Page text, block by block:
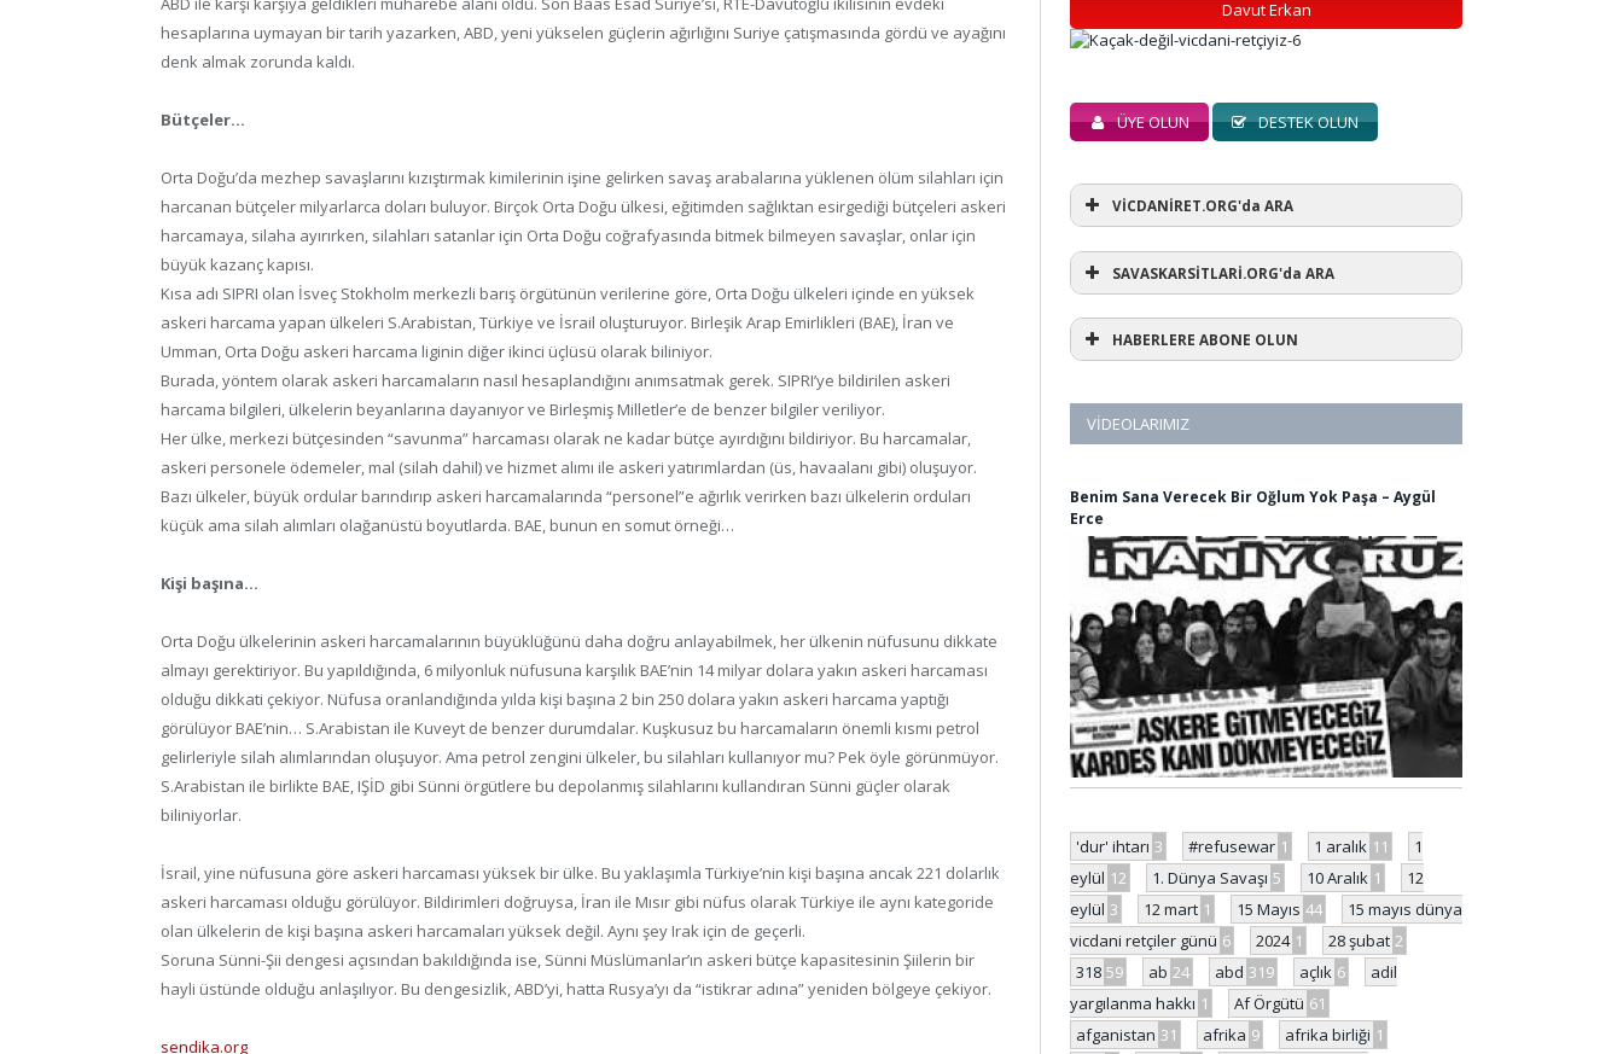
hesaplarına uymayan bir tarih yazarken, ABD, yeni yükselen güçlerin ağırlığını Suriye çatışmasında gördü ve ayağını
denk almak zorunda kaldı.
Bütçeler…
Orta Doğu’da mezhep savaşlarını kızıştırmak kimilerinin işine gelirken savaş arabalarına yüklenen ölüm silahları için
harcanan bütçeler milyarlarca doları buluyor. Birçok Orta Doğu ülkesi, eğitimden sağlıktan esirgediği bütçeleri askeri
harcamaya, silaha ayırırken, silahları satanlar için Orta Doğu coğrafyasında bitmek bilmeyen savaşlar, onlar için
büyük kazanç kapısı.
Kısa adı SIPRI olan İsveç Stokholm merkezli barış örgütünün verilerine göre, Orta Doğu ülkeleri içinde en yüksek
askeri harcama yapan ülkeleri S.Arabistan, Türkiye ve İsrail oluşturuyor. Birleşik Arap Emirlikleri (BAE), İran ve
Umman, Orta Doğu askeri harcama liginin diğer ikinci üçlüsü olarak biliniyor.
Burada, yöntem olarak askeri harcamaların nasıl hesaplandığını anımsatmak gerek. SIPRI’ye bildirilen askeri
harcama bilgileri, ülkelerin beyanlarına dayanıyor ve Birleşmiş Milletler’e de benzer bilgiler veriliyor.
Her ülke, merkezi bütçesinden “savunma” harcaması olarak ne kadar bütçe ayırdığını bildiriyor. Bu harcamalar,
askeri personele ödemeler, mal (silah dahil) ve hizmet alımı ile askeri yatırımlardan (üs, havaalanı gibi) oluşuyor.
Bazı ülkeler, büyük ordular barındırıp askeri harcamalarında “personel”e ağırlık verirken bazı ülkelerin orduları
küçük ama silah alımları olağanüstü boyutlarda. BAE, bunun en somut örneği…
Kişi başına…
Orta Doğu ülkelerinin askeri harcamalarının büyüklüğünü daha doğru anlayabilmek, her ülkenin nüfusunu dikkate
almayı gerektiriyor. Bu yapıldığında, 6 milyonluk nüfusuna karşılık BAE’nin 14 milyar dolara yakın askeri harcaması
olduğu dikkati çekiyor. Nüfusa oranlandığında yılda kişi başına 2 bin 250 dolara yakın askeri harcama yaptığı
görülüyor BAE’nin… S.Arabistan ile Kuveyt de benzer durumdalar. Kuşkusuz bu harcamaların önemli kısmı petrol
gelirleriyle silah alımlarından oluşuyor. Ama petrol zengini ülkeler, bu silahları kullanıyor mu? Pek öyle görünmüyor.
S.Arabistan ile birlikte BAE, IŞİD gibi Sünni örgütlere bu depolanmış silahlarını kullandıran Sünni güçler olarak
biliniyorlar.
İsrail, yine nüfusuna göre askeri harcaması yüksek bir ülke. Bu yaklaşımla Türkiye’nin kişi başına ancak 221 dolarlık
askeri harcaması olduğu görülüyor. Bildirimleri doğruysa, İran ile Mısır gibi nüfus olarak Türkiye ile aynı kategoride
olan ülkelerin de kişi başına askeri harcamaları yüksek değil. Aynı şey Irak için de geçerli.
Soruna Sünni-Şii dengesi açısından bakıldığında ise, Sünni Müslümanlar’ın askeri bütçe kapasitesinin Şiilerin bir
hayli üstünde olduğu anlaşılıyor. Bu dengesizlik, ABD’yi, hatta Rusya’yı da “istikrar adına” yeniden bölgeye çekiyor.
sendika.org
Davut Erkan
ÜYE OLUN DESTEK OLUN
VİCDANİRET.ORG'da ARA
SAVASKARSİTLARİ.ORG'da ARA
HABERLERE ABONE OLUN
VIDEOLARIMIZ
Benim Sana Verecek Bir Oğlum Yok Paşa – Aygül
Erce
'dur' ihtarı 3 #refusewar 1 1 aralık 11
1
eylül 12 1. Dünya Savaşı 5 10 Aralık 1
12
eylül 3 12 mart 1 15 Mayıs 44
15 mayıs dünya
vicdani retçiler günü 6 2024 1 28 şubat 2
318 59 ab 24 abd 319 açlık 6
adil
yargılanma hakkı 1 Af Örgütü 61
afganistan 31 afrika 9 afrika birliği 1